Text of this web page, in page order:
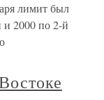
лимит был
и 2000 по 2-й